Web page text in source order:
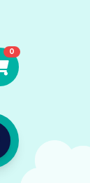
0